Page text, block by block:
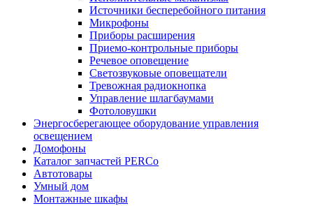
Источники бесперебойного питания
Микрофоны
Приборы расширения
Приемо-контрольные приборы
Речевое оповещение
Светозвуковые оповещатели
Тревожная радиокнопка
Управление шлагбаумами
Фотоловушки
Энергосберегающее оборудование управления
освещением
Домофоны
Каталог запчастей PERCo
Автотовары
Умный дом
Монтажные шкафы